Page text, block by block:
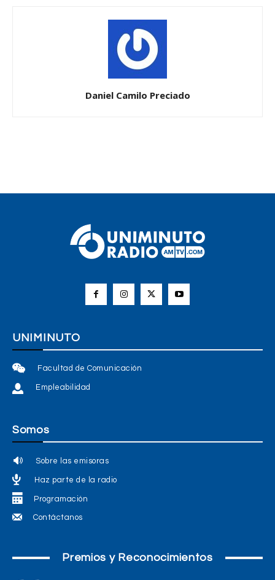
Daniel Camilo Preciado
UNIMINUTO
Facultad de Comunicación
Empleabilidad
Somos
Sobre las emisoras
Haz parte de la radio
Programación
Contáctanos
Premios y Reconocimientos